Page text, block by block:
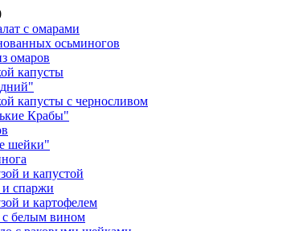
с омарами
осьминогов
омаров
капусты
капусты с черносливом
Крабы"
шейки"
и капустой
и спаржи
и картофелем
с белым вином